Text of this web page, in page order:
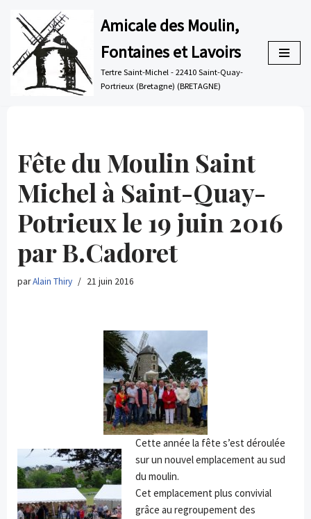
Aller
au
contenu
Amicale des Moulin,
Fontaines et Lavoirs
Tertre Saint-Michel - 22410 Saint-Quay-
Portrieux (Bretagne) (BRETAGNE)
Fête du Moulin Saint
Michel à Saint-Quay-
Potrieux le 19 juin 2016
par B.Cadoret
parAlain Thiry 21 juin 2016
Cette année la fête s’est déroulée
sur un nouvel emplacement au sud
du moulin.
Cet emplacement plus convivial
grâce au regroupement des